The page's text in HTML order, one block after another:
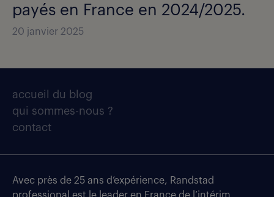
payés en France en 2024/2025.
20 janvier 2025
accueil du blog
qui sommes-nous ?
contact
Avec près de 25 ans d’expérience, Randstad
professional est le leader en France de l’intérim